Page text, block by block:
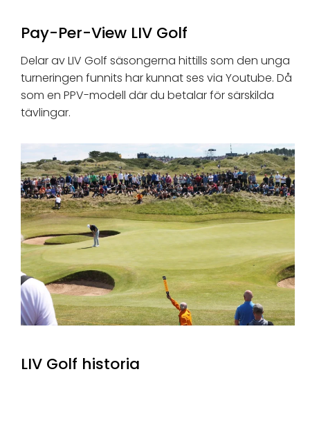
Pay-Per-View LIV Golf
Delar av LIV Golf säsongerna hittills som den unga
turneringen funnits har kunnat ses via Youtube. Då
som en PPV-modell där du betalar för särskilda
tävlingar.
LIV Golf historia